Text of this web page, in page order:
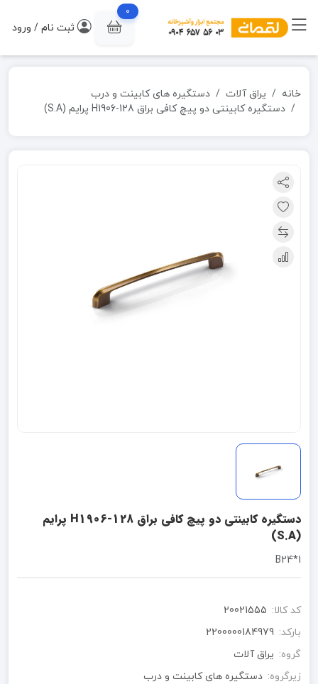
0
ثبت نام / ورود
خانه یراق آلات
دستگیره های کابینت و درب
دستگیره کابینتی دو پیچ کافی براق H1906-128 پرایم (S.A)
دستگیره کابینتی دو پیچ کافی براق H1906-128 پرایم
(S.A)
1*B24
کد کالا: 20021555
بارکد: 2200000184979
گروه: یراق آلات
زیرگروه: دستگیره های کابینت و درب